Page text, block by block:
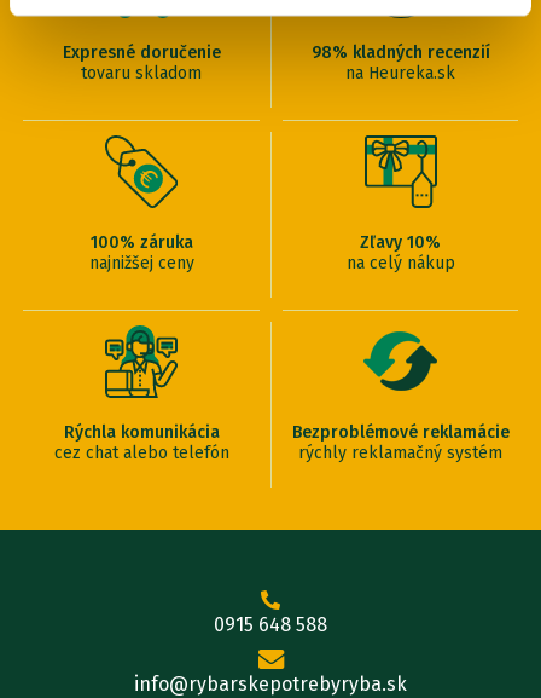
Expresné doručenie
tovaru skladom
98% kladných recenzií
na Heureka.sk
100% záruka
najnižšej ceny
Zľavy 10%
na celý nákup
Rýchla komunikácia
cez chat alebo telefón
Bezproblémové reklamácie
rýchly reklamačný systém
0915 648 588
info@rybarskepotrebyryba.sk